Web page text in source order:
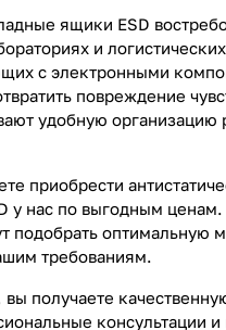
ящики ESD
и логистических
с электронными
повреждение
удобную организацию
приобрести
у нас по выгодным
подобрать оптимальную
требованиям.
получаете
консультации